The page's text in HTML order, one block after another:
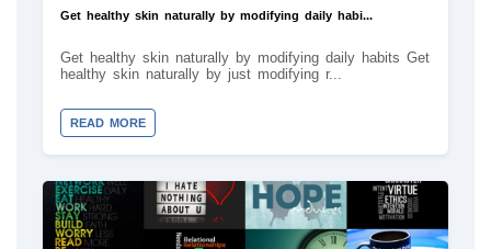
Get healthy skin naturally by modifying daily habi...
Get healthy skin naturally by modifying daily habits Get
healthy skin naturally by just modifying r...
READ MORE